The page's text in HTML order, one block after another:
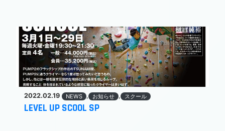
2022.02.19 NEWS , お知らせ , スクール
LEVEL UP SCOOL SP